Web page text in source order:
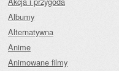
Albumy
Alternatywna
Anime
Animowane filmy